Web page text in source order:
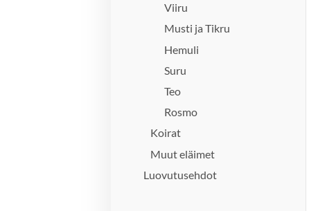
Viiru
Musti ja Tikru
Hemuli
Suru
Teo
Rosmo
Koirat
Muut eläimet
Luovutusehdot